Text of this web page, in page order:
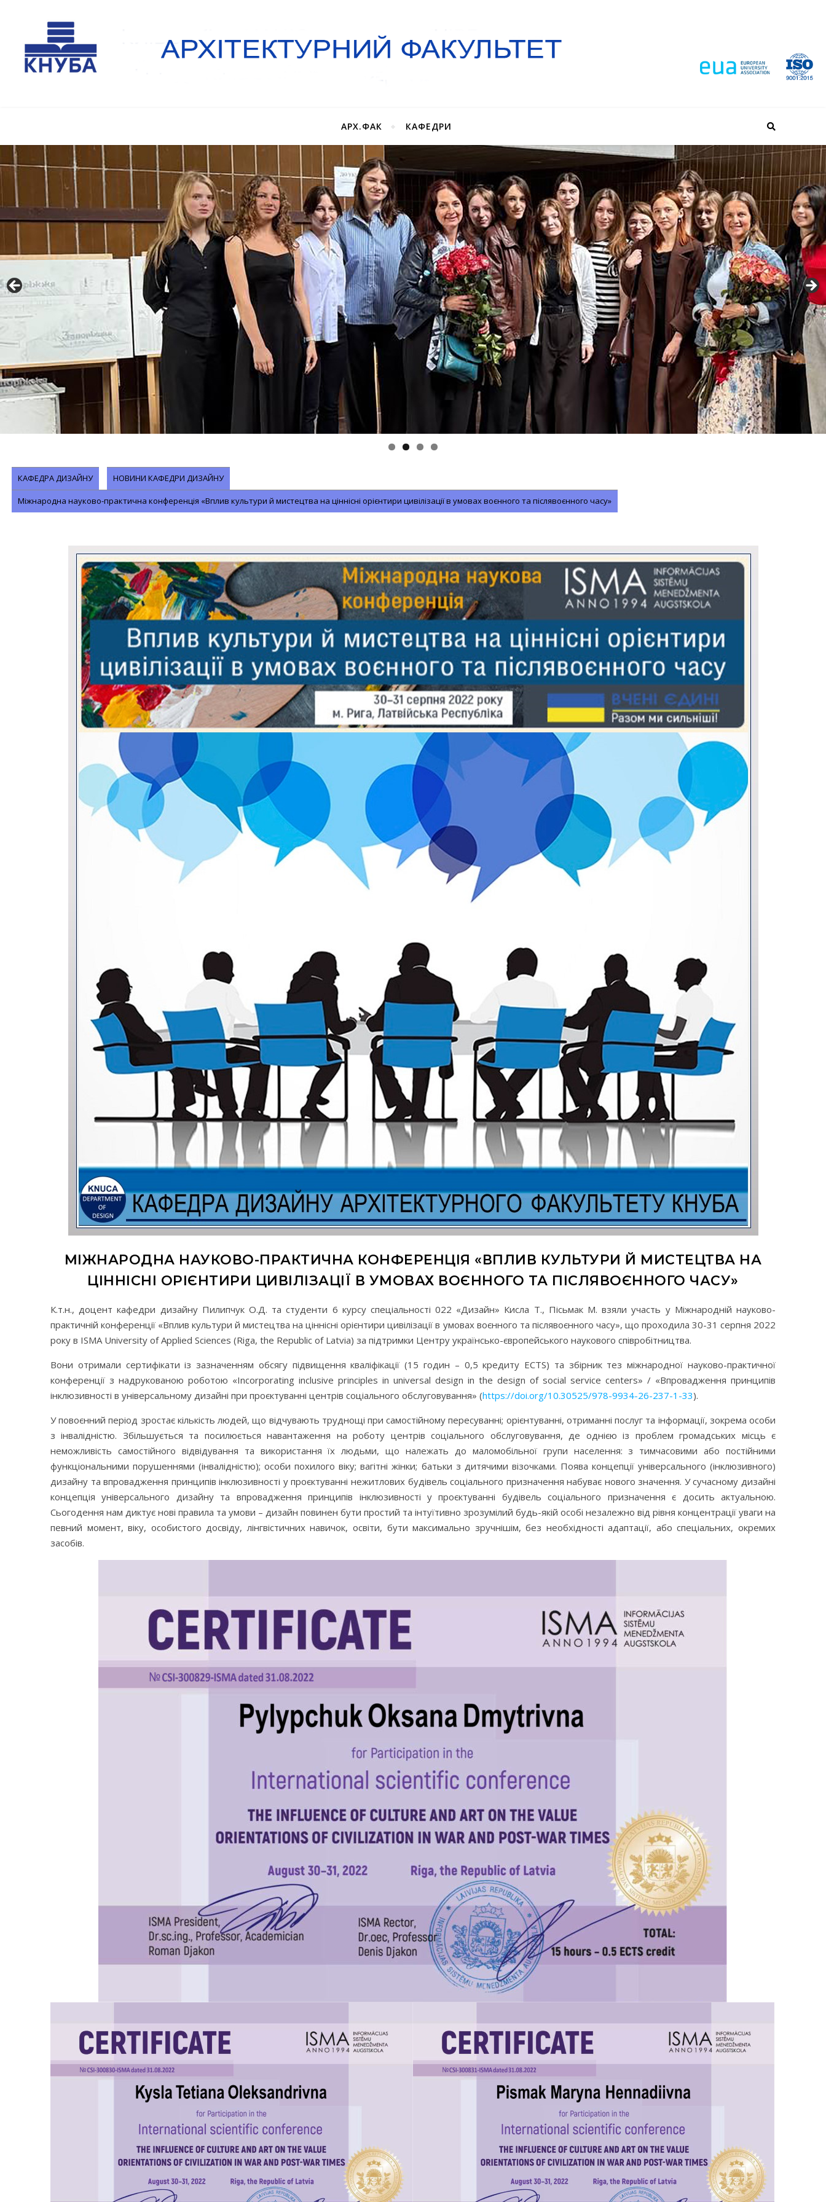
АРХ.ФАК КАФЕДРИ
КАФЕДРА ДИЗАЙНУ НОВИНИ КАФЕДРИ ДИЗАЙНУ
Міжнародна науково-практична конференція «Вплив культури й мистецтва на ціннісні орієнтири цивілізації в умовах воєнного та післявоєнного часу»
МІЖНАРОДНА НАУКОВО-ПРАКТИЧНА КОНФЕРЕНЦІЯ «ВПЛИВ КУЛЬТУРИ Й МИСТЕЦТВА НА
ЦІННІСНІ ОРІЄНТИРИ ЦИВІЛІЗАЦІЇ В УМОВАХ ВОЄННОГО ТА ПІСЛЯВОЄННОГО ЧАСУ»
К.т.н., доцент кафедри дизайну Пилипчук О.Д. та студенти 6 курсу спеціальності 022 «Дизайн» Кисла Т., Пісьмак М. взяли участь у Міжнародній науково-
практичній конференції «Вплив культури й мистецтва на ціннісні орієнтири цивілізації в умовах воєнного та післявоєнного часу», що проходила 30-31 серпня 2022
року в ISMA University of Applied Sciences (Riga, the Republic of Latvia) за підтримки Центру українсько-європейського наукового співробітництва.
Вони отримали сертифікати із зазначенням обсягу підвищення кваліфікації (15 годин – 0,5 кредиту ECTS) та збірник тез міжнародної науково-практичної
конференції з надрукованою роботою «Incorporating inclusive principles in universal design in the design of social service centers» / «Впровадження принципів
інклюзивності в універсальному дизайні при проєктуванні центрів соціального обслуговування» (https://doi.org/10.30525/978-9934-26-237-1-33).
У повоєнний період зростає кількість людей, що відчувають труднощі при самостійному пересуванні; орієнтуванні, отриманні послуг та інформації, зокрема особи
з інвалідністю. Збільшується та посилюється навантаження на роботу центрів соціального обслуговування, де однією із проблем громадських місць є
неможливість самостійного відвідування та використання їх людьми, що належать до маломобільної групи населення: з тимчасовими або постійними
функціональними порушеннями (інвалідністю); особи похилого віку; вагітні жінки; батьки з дитячими візочками. Поява концепції універсального (інклюзивного)
дизайну та впровадження принципів інклюзивності у проєктуванні нежитлових будівель соціального призначення набуває нового значення. У сучасному дизайні
концепція універсального дизайну та впровадження принципів інклюзивності у проєктуванні будівель соціального призначення є досить актуальною.
Сьогодення нам диктує нові правила та умови – дизайн повинен бути простий та інтуїтивно зрозумілий будь-якій особі незалежно від рівня концентрації уваги на
певний момент, віку, особистого досвіду, лінгвістичних навичок, освіти, бути максимально зручнішім, без необхідності адаптації, або спеціальних, окремих
засобів.